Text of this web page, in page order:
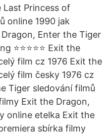
Last Princess of
online 1990 jak
Enter the Tiger
⭐⭐⭐⭐⭐ Exit the
film cz 1976 Exit the
film česky 1976 cz
Tiger sledování filmů
Exit the Dragon,
online etelka Exit the
sbírka filmy